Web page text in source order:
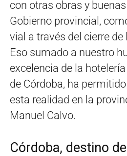
con otras obras y
Gobierno provincial,
vial a través del cierre
Eso sumado a nuestro
excelencia de la
de Córdoba, ha
esta realidad en la
Manuel Calvo.
Córdoba, destino